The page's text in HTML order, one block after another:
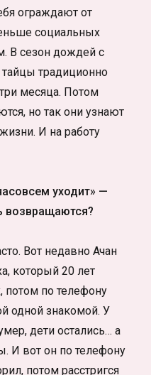
ограждают от
социальных
В сезон дождей с
традиционно
месяца. Потом
но так они узнают
И на работу
уходит» —
возвращаются?
Вот недавно Ачан
который 20 лет
потом по телефону
одной знакомой. У
дети остались… а
И вот он по телефону
потом расстригся